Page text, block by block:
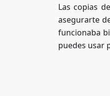
Las copias
asegurarte
funcionaba
puedes usar